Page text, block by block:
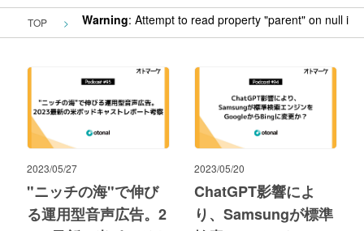
TOP Warning: Attempt to read property "parent" on null in
2023/05/27
"ニッチの海"で伸び
る運用型音声広告。2
2023/05/20
ChatGPT影響によ
り、Samsungが標準